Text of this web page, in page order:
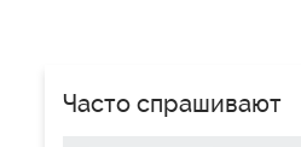
Часто спрашивают